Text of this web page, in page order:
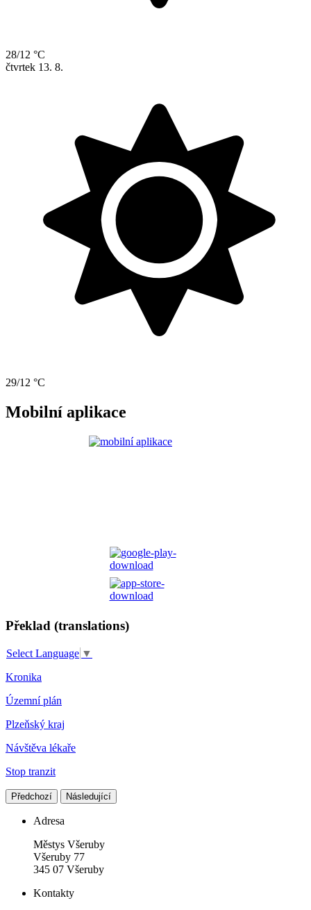
28/12 °C
čtvrtek 13. 8.
29/12 °C
Mobilní aplikace
Překlad (translations)
Select Language ▼
Kronika
Územní plán
Plzeňský kraj
Návštěva lékaře
Stop tranzit
Předchozí Následující
Adresa
Městys Všeruby
Všeruby 77
345 07 Všeruby
Kontakty